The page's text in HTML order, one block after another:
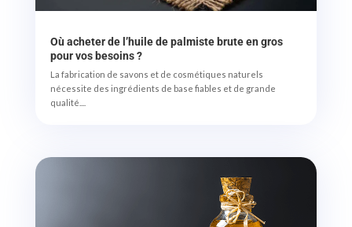
Où acheter de l’huile de palmiste brute en gros
pour vos besoins ?
La fabrication de savons et de cosmétiques naturels
nécessite des ingrédients de base fiables et de grande
qualité....